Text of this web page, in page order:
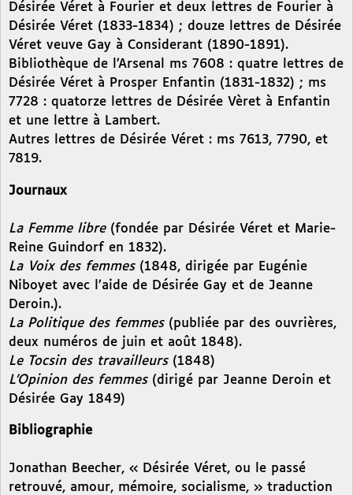
Désirée Véret à Fourier et deux lettres de Fourier à
Désirée Véret (1833-1834) ; douze lettres de Désirée
Véret veuve Gay à Considerant (1890-1891).
Bibliothèque de l’Arsenal ms 7608 : quatre lettres de
Désirée Véret à Prosper Enfantin (1831-1832) ; ms
7728 : quatorze lettres de Désirée Vèret à Enfantin
et une lettre à Lambert.
Autres lettres de Désirée Véret : ms 7613, 7790, et
7819.
Journaux
La Femme libre (fondée par Désirée Véret et Marie-
Reine Guindorf en 1832).
La Voix des femmes (1848, dirigée par Eugénie
Niboyet avec l’aide de Désirée Gay et de Jeanne
Deroin.).
La Politique des femmes (publiée par des ouvrières,
deux numéros de juin et août 1848).
Le Tocsin des travailleurs (1848)
L’Opinion des femmes (dirigé par Jeanne Deroin et
Désirée Gay 1849)
Bibliographie
Jonathan Beecher, « Désirée Véret, ou le passé
retrouvé, amour, mémoire, socialisme, » traduction